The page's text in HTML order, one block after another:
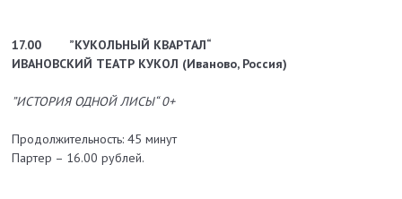
17.00
”КУКОЛЬНЫЙ КВАРТАЛ“
ИВАНОВСКИЙ ТЕАТР КУКОЛ (Иваново, Россия)
”ИСТОРИЯ ОДНОЙ ЛИСЫ“ 0+
Продолжительность: 45 минут
Партер – 16.00 рублей.